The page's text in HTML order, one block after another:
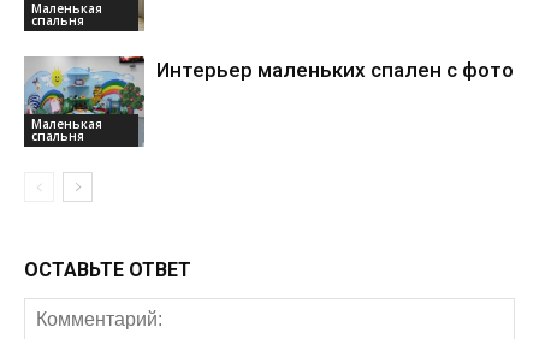
Маленькая
спальня
Маленькая
спальня
Интерьер маленьких спален с фото
ОСТАВЬТЕ ОТВЕТ